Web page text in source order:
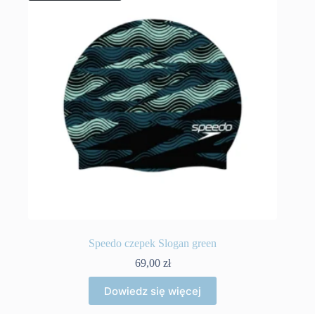
Speedo czepek Slogan green
69,00 zł
Dowiedz się więcej